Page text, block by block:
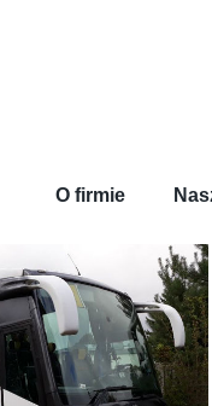
O firmie